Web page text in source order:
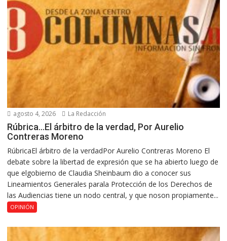
agosto 4, 2026 La Redacción
Rúbrica…El árbitro de la verdad, Por Aurelio
Contreras Moreno
RúbricaEl árbitro de la verdadPor Aurelio Contreras Moreno El
debate sobre la libertad de expresión que se ha abierto luego de
que elgobierno de Claudia Sheinbaum dio a conocer sus
Lineamientos Generales parala Protección de los Derechos de
las Audiencias tiene un nodo central, y que noson propiamente...
OPINIÓN